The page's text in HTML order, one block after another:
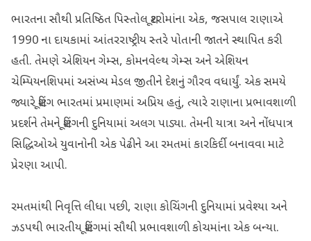
ભારતના સૌથી પ્રતિષ્ઠિત પિસ્તોલ શૂટરોમાંના એક, જસપાલ રાણાએ
1990 ના દાયકામાં આંતરરાષ્ટ્રીય સ્તરે પોતાની જાતને સ્થાપિત કરી
હતી. તેમણે એશિયન ગેમ્સ, કોમનવેલ્થ ગેમ્સ અને એશિયન
ચેમ્પિયનશિપમાં અસંખ્ય મેડલ જીતીને દેશનું ગૌરવ વધાર્યું. એક સમયે
જ્યારે શૂટિંગ ભારતમાં પ્રમાણમાં અપ્રિય હતું, ત્યારે રાણાના પ્રભાવશાળી
પ્રદર્શને તેમને શૂટિંગની દુનિયામાં અલગ પાડ્યા. તેમની યાત્રા અને નોંધપાત્ર
સિદ્ધિઓએ યુવાનોની એક પેઢીને આ રમતમાં કારકિર્દી બનાવવા માટે
પ્રેરણા આપી.
રમતમાંથી નિવૃત્તિ લીધા પછી, રાણા કોચિંગની દુનિયામાં પ્રવેશ્યા અને
ઝડપથી ભારતીય શૂટિંગમાં સૌથી પ્રભાવશાળી કોચમાંના એક બન્યા.